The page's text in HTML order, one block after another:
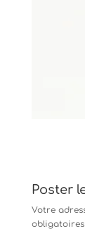
Poster
Votre